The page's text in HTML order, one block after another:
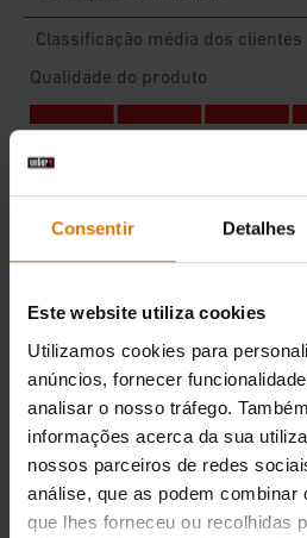
Consentir Detalhes
Este website utiliza cookies
Utilizamos cookies para
anúncios, fornecer
analisar o nosso tráfego.
informações acerca da sua
nossos parceiros de redes
análise, que as podem combinar
que lhes forneceu ou recolhidas